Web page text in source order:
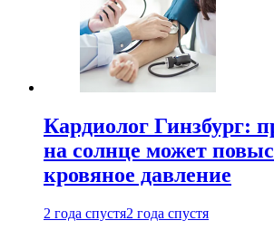
Кардиолог Гинзбург:
на солнце может
кровяное давление
2 года спустя2 года спустя